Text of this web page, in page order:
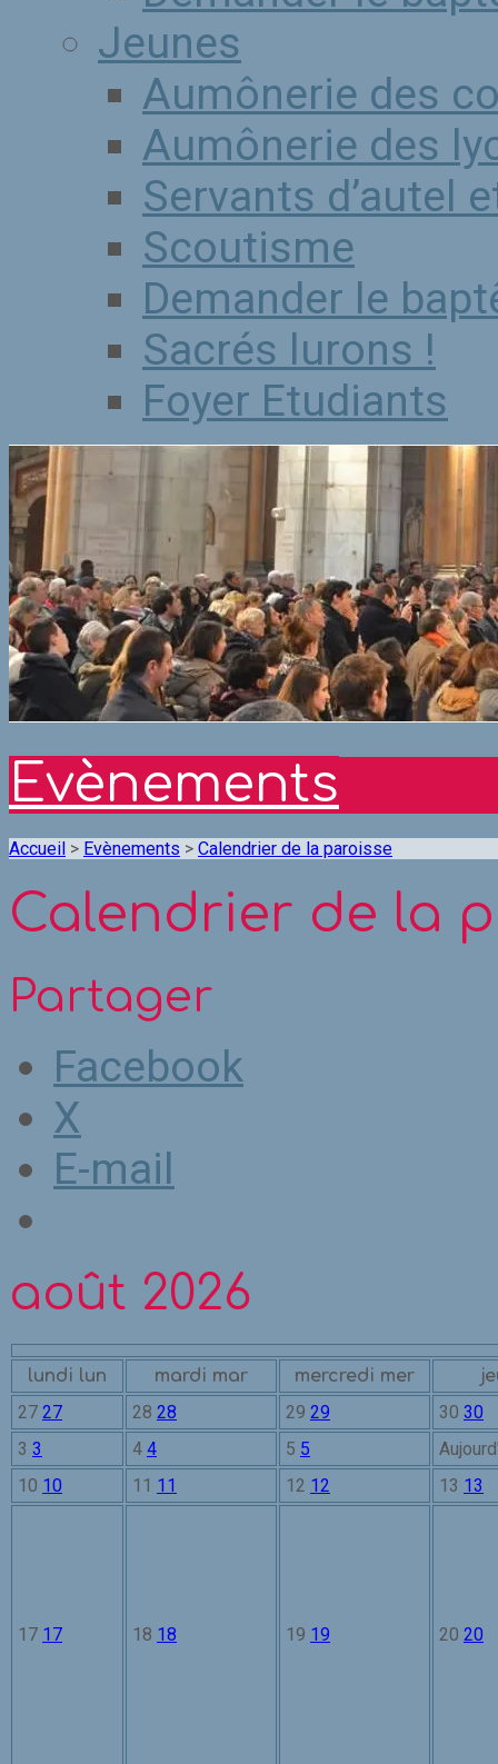
Jeunes
Aumônerie des
Aumônerie des
Servants d’autel
Scoutisme
Demander le
Sacrés lurons !
Foyer Etudiants
Evènements
Accueil > Evènements > Calendrier de la paroisse
Calendrier de la
Partager
Facebook
X
E-mail
août 2026
lundi lun mardi mar mercredi mer
27 27 28 28 29 29 30 30
3 3 4 4 5 5
10 10 11 11 12 12 13 13
17 17 18 18 19 19 20 20